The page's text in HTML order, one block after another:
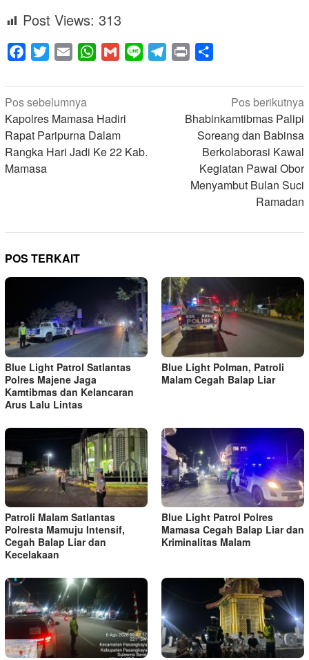
Post Views: 313
Facebook
Twitter Email WhatsApp
Gmail Line Telegram
Print
Navigasi
pos
Pos sebelumnya
Kapolres Mamasa Hadiri
Rapat Paripurna Dalam
Rangka Hari Jadi Ke 22 Kab.
Mamasa
Pos berikutnya
Bhabinkamtibmas Palipi
Soreang dan Babinsa
Berkolaborasi Kawal
Kegiatan Pawai Obor
Menyambut Bulan Suci
Ramadan
POS TERKAIT
Blue Light Patrol Satlantas
Polres Majene Jaga
Kamtibmas dan Kelancaran
Arus Lalu Lintas
Blue Light Polman, Patroli
Malam Cegah Balap Liar
Patroli Malam Satlantas
Polresta Mamuju Intensif,
Cegah Balap Liar dan
Kecelakaan
Blue Light Patrol Polres
Mamasa Cegah Balap Liar dan
Kriminalitas Malam